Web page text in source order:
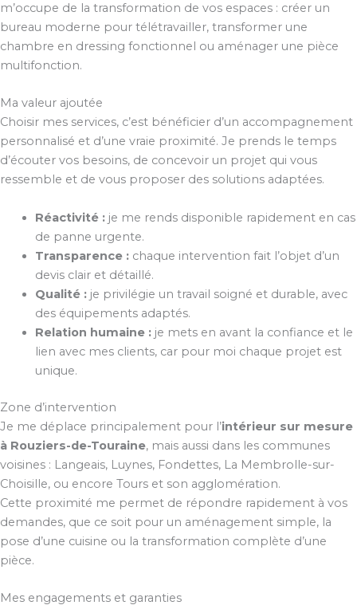
m’occupe de la transformation de vos espaces : créer un
bureau moderne pour télétravailler, transformer une
chambre en dressing fonctionnel ou aménager une pièce
multifonction.
Ma valeur ajoutée
Choisir mes services, c’est bénéficier d’un accompagnement
personnalisé et d’une vraie proximité. Je prends le temps
d’écouter vos besoins, de concevoir un projet qui vous
ressemble et de vous proposer des solutions adaptées.
Réactivité :je me rends disponible rapidement en cas
de panne urgente.
Transparence :chaque intervention fait l’objet d’un
devis clair et détaillé.
Qualité :je privilégie un travail soigné et durable, avec
des équipements adaptés.
Relation humaine :je mets en avant la confiance et le
lien avec mes clients, car pour moi chaque projet est
unique.
Zone d’intervention
Je me déplace principalement pour l’intérieur sur mesure
à Rouziers-de-Touraine, mais aussi dans les communes
voisines : Langeais, Luynes, Fondettes, La Membrolle-sur-
Choisille, ou encore Tours et son agglomération.
Cette proximité me permet de répondre rapidement à vos
demandes, que ce soit pour un aménagement simple, la
pose d’une cuisine ou la transformation complète d’une
pièce.
Mes engagements et garanties